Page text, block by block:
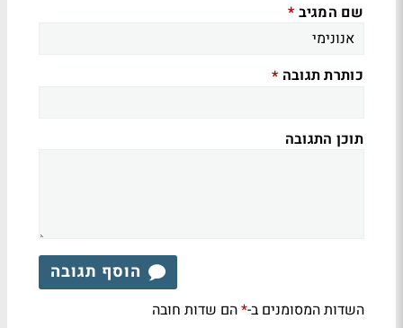
שם המגיב *
כותרת תגובה *
תוכן התגובה
הוסף תגובה
השדות המסומנים ב-*הם שדות חובה